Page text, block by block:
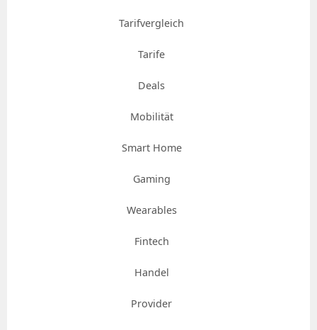
Tarifvergleich
Tarife
Deals
Mobilität
Smart Home
Gaming
Wearables
Fintech
Handel
Provider